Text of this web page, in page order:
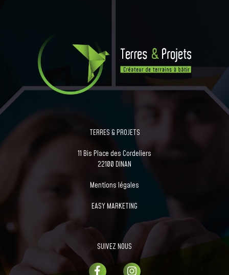
TERRES & PROJETS
11 Bis Place des Cordeliers
22100 DINAN
Mentions légales
EASY MARKETING
SUIVEZ NOUS